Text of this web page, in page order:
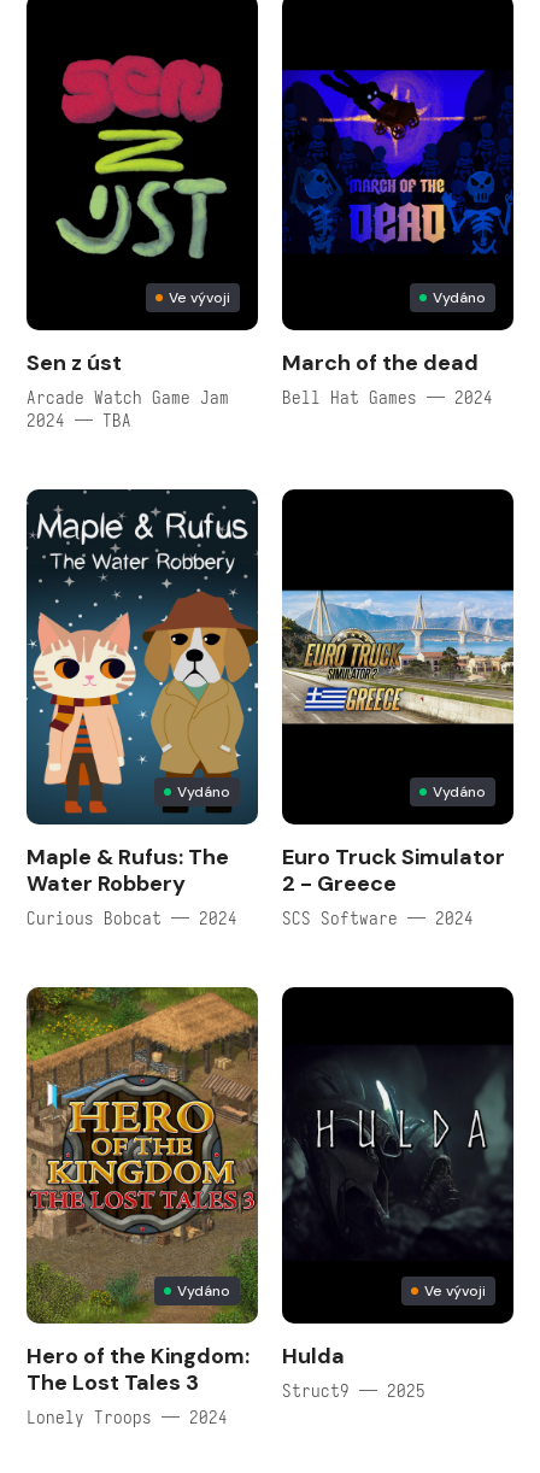
Ve vývoji
Sen z úst
Arcade Watch Game Jam
2024 — TBA
Vydáno
March of the dead
Bell Hat Games — 2024
Vydáno
Maple & Rufus: The
Water Robbery
Curious Bobcat — 2024
Vydáno
Euro Truck Simulator
2 - Greece
SCS Software — 2024
Vydáno
Hero of the Kingdom:
The Lost Tales 3
Lonely Troops — 2024
Ve vývoji
Hulda
Struct9 — 2025